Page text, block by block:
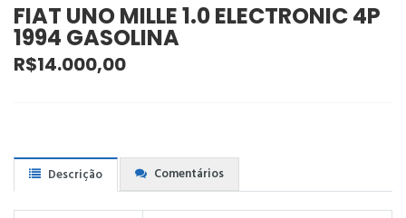
FIAT UNO MILLE 1.0 ELECTRONIC 4P
1994 GASOLINA
R$14.000,00
Descrição Comentários